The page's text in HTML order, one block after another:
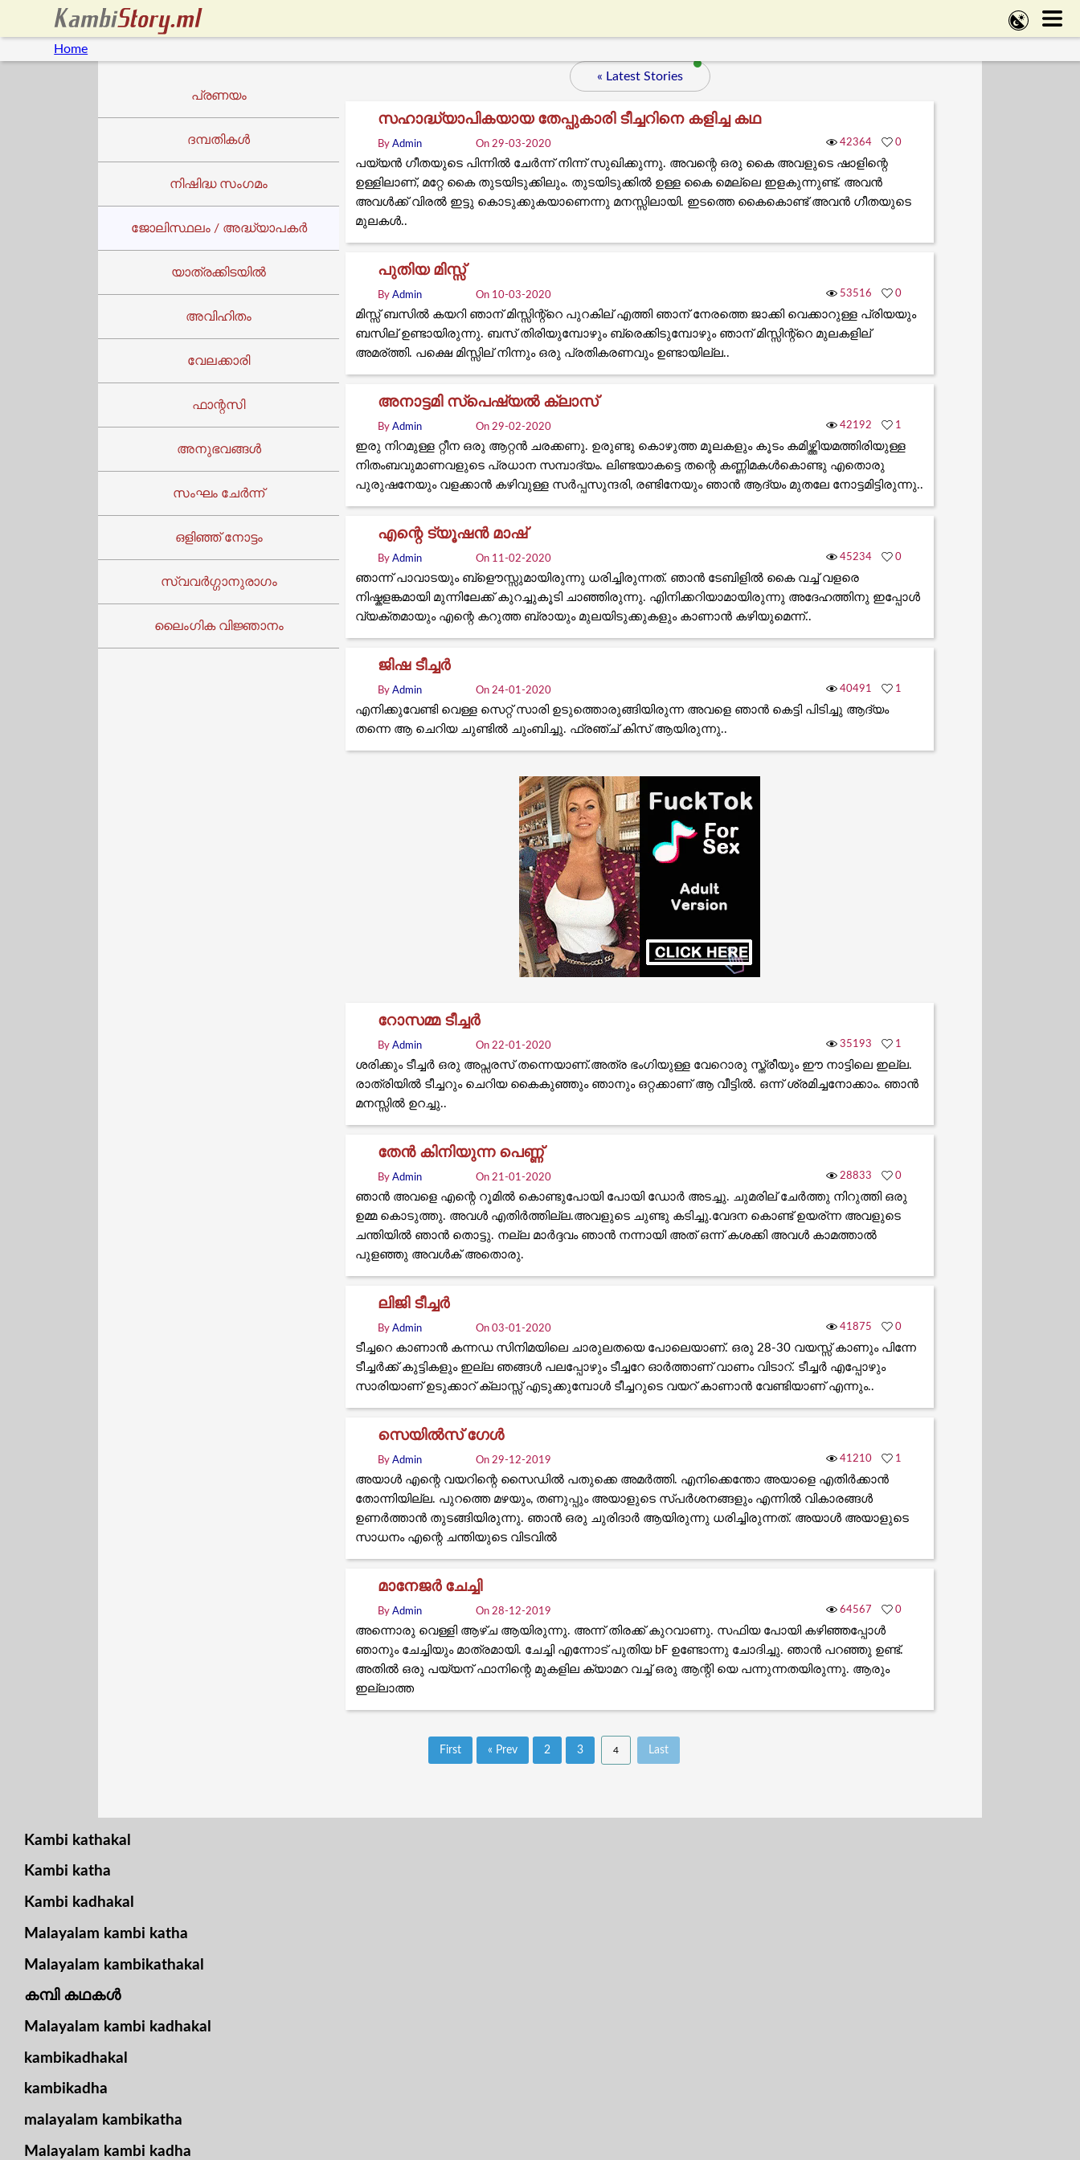
Home
പ്രണയം
ദമ്പതികൾ
നിഷിദ്ധ സംഗമം
ജോലിസ്ഥലം / അദ്ധ്യാപകർ
യാത്രക്കിടയില്‍
അവിഹിതം
വേലക്കാരി
ഫാന്റസി
അനുഭവങ്ങൾ
സംഘം ചേർന്ന്
ഒളിഞ്ഞ് നോട്ടം
സ്വവർഗ്ഗാനുരാഗം
ലൈംഗിക വിജ്ഞാനം
« Latest Stories
സഹാദ്ധ്യാപികയായ തേപ്പുകാരി ടീച്ചറിനെ കളിച്ച കഥ
ByAdmin On 29-03-2020 42364 0
പയ്യൻ ഗീതയുടെ പിന്നിൽ ചേർന്ന് നിന്ന് സുഖിക്കുന്നു. അവന്റെ ഒരു കൈ അവളുടെ ഷാളിന്റെ
ഉള്ളിലാണ്, മറ്റേ കൈ തുടയിടുക്കിലും. തുടയിടുക്കിൽ ഉള്ള കൈ മെല്ലെ ഇളകുന്നുണ്ട്. അവൻ
അവൾക്ക് വിരൽ ഇട്ടു കൊടുക്കുകയാണെന്നു മനസ്സിലായി. ഇടത്തെ കൈകൊണ്ട് അവൻ ഗീതയുടെ
മുലകൾ..
പുതിയ മിസ്സ്‌
ByAdmin On 10-03-2020 53516 0
മിസ്സ് ബസിൽ കയറി ഞാന് മിസ്സിന്റ്റെ പുറകില് എത്തി ഞാന് നേരത്തെ ജാക്കി വെക്കാറുള്ള പ്രിയയും
ബസില് ഉണ്ടായിരുന്നു. ബസ് തിരിയുമ്പോഴും ബ്രെക്കിടുമ്പോഴും ഞാന് മിസ്സിന്റ്റെ മുലകളില്
അമര്ത്തി. പക്ഷെ മിസ്സില് നിന്നും ഒരു പ്രതികരണവും ഉണ്ടായില്ല..
അനാട്ടമി സ്പെഷ്യൽ ക്ലാസ്
ByAdmin On 29-02-2020 42192 1
ഇരു നിറമുള്ള റ്റീന ഒരു ആറ്റൻ ചരക്കണു. ഉരുണ്ടു കൊഴുത്ത മൂലകളും കൂടം കമിഴ്ത്തിയമത്തിരിയുള്ള
നിതംബവുമാണവളുടെ പ്രധാന സമ്പാദ്യം. ലിണ്ടയാകട്ടെ തന്റെ കണ്ണിമകൾകൊണ്ടു എതൊരു
പുരുഷനേയും വളക്കാൻ കഴിവുള്ള സർപ്പസുന്ദരി, രണ്ടിനേയും ഞാൻ ആദ്യം മുതലേ നോട്ടമിട്ടിരുന്നു..
എന്റെ ട്യൂഷൻ മാഷ്
ByAdmin On 11-02-2020 45234 0
ഞാന്ന് പാവാടയും ബ്ളൌസ്സുമായിരുന്നു ധരിച്ചിരുന്നത്. ഞാന്‍ ടേബിളില്‍ കൈ വച്ച് വളരെ
നിഷ്കളങ്കമായി മുന്നിലേക്ക് കുറച്ചുകൂടി ചാഞ്ഞിരുന്നു. എിനിക്കറിയാമായിരുന്നു അദേഹത്തിനു ഇപ്പോള്‍
വ്യക്തമായും എന്റെ കറുത്ത ബ്രായും മുലയിടുക്കുകളും കാണാന്‍ കഴിയുമെന്ന്..
ജിഷ ടീച്ചർ
ByAdmin On 24-01-2020 40491 1
എനിക്കുവേണ്ടി വെള്ള സെറ്റ് സാരി ഉടുത്തൊരുങ്ങിയിരുന്ന അവളെ ഞാൻ കെട്ടി പിടിച്ചു ആദ്യം
തന്നെ ആ ചെറിയ ചുണ്ടിൽ ചുംബിച്ചു. ഫ്രഞ്ച് കിസ് ആയിരുന്നു..
റോസമ്മ ടീച്ചർ
ByAdmin On 22-01-2020 35193 1
ശരിക്കും ടീച്ചർ ഒരു അപ്സരസ് തന്നെയാണ്.അത്ര ഭംഗിയുള്ള വേറൊരു സ്ത്രീയും ഈ നാട്ടിലെ ഇല്ല.
രാത്രിയിൽ ടീച്ചറും ചെറിയ കൈകുഞ്ഞും ഞാനും ഒറ്റക്കാണ് ആ വീട്ടിൽ. ഒന്ന് ശ്രമിച്ചനോക്കാം. ഞാൻ
മനസ്സിൽ ഉറച്ചു..
തേൻ കിനിയുന്ന പെണ്ണ്
ByAdmin On 21-01-2020 28833 0
ഞാൻ അവളെ എന്റെ റൂമിൽ കൊണ്ടുപോയി പോയി ഡോർ അടച്ചു. ചുമരില് ചേർത്തു നിറുത്തി ഒരു
ഉമ്മ കൊടുത്തു. അവൾ എതിർത്തില്ല.അവളുടെ ചുണ്ടു കടിച്ചു.വേദന കൊണ്ട് ഉയര്ന്ന അവളുടെ
ചന്തിയിൽ ഞാൻ തൊട്ടു. നല്ല മാർദ്ദവം ഞാൻ നന്നായി അത് ഒന്ന് കശക്കി അവൾ കാമത്താൽ
പുളഞ്ഞു അവൾക് അതൊരു.
ലിജി ടീച്ചർ
ByAdmin On 03-01-2020 41875 0
ടീച്ചറെ കാണാൻ കന്നഡ സിനിമയിലെ ചാരുലതയെ പോലെയാണ്. ഒരു 28-30 വയസ്സ് കാണും പിന്നേ
ടീച്ചർക്ക് കുട്ടികളും ഇല്ല ഞങ്ങൾ പലപ്പോഴും ടീച്ചറേ ഓർത്താണ്‌ വാണം വിടാറ്. ടീച്ചർ എപ്പോഴും
സാരിയാണ് ഉടുക്കാറ് ക്ലാസ്സ്‌ എടുക്കുമ്പോൾ ടീച്ചറുടെ വയറ് കാണാൻ വേണ്ടിയാണ് എന്നും..
സെയിൽസ് ഗേൾ
ByAdmin On 29-12-2019 41210 1
അയാൾ എന്റെ വയറിന്റെ സൈഡിൽ പതുക്കെ അമർത്തി. എനിക്കെന്തോ അയാളെ എതിർക്കാൻ
തോന്നിയില്ല. പുറത്തെ മഴയും, തണുപ്പും അയാളുടെ സ്പർശനങ്ങളും എന്നിൽ വികാരങ്ങൾ
ഉണർത്താൻ തുടങ്ങിയിരുന്നു. ഞാൻ ഒരു ചുരിദാർ ആയിരുന്നു ധരിച്ചിരുന്നത്. അയാൾ അയാളുടെ
സാധനം എന്റെ ചന്തിയുടെ വിടവിൽ
മാനേജർ ചേച്ചി
ByAdmin On 28-12-2019 64567 0
അന്നൊരു വെള്ളി ആഴ്ച ആയിരുന്നു. അന്ന് തിരക്ക് കുറവാണു. സഫിയ പോയി കഴിഞ്ഞപ്പോൾ
ഞാനും ചേച്ചിയും മാത്രമായി. ചേച്ചി എന്നോട് പുതിയ bF ഉണ്ടോന്നു ചോദിച്ചു. ഞാൻ പറഞ്ഞു ഉണ്ട്.
അതിൽ ഒരു പയ്യന് ഫാനിന്റെ മുകളില ക്യാമറ വച്ച് ഒരു ആന്റി യെ പന്നുന്നതയിരുന്നു. ആരും
ഇല്ലാത്ത
First « Prev 2 3 4 Last
Kambi kathakal
Kambi katha
Kambi kadhakal
Malayalam kambi katha
Malayalam kambikathakal
കമ്പി കഥകൾ
Malayalam kambi kadhakal
kambikadhakal
kambikadha
malayalam kambikatha
Malayalam kambi kadha